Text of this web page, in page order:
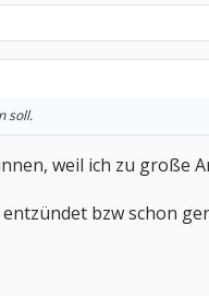
soll.
weil ich zu große
bzw schon